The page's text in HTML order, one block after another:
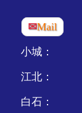
✉Mail
小城：
江北：
白石：